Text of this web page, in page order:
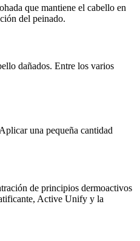
que mantiene el cabello en
del peinado.
dañados. Entre los varios
una pequeña cantidad
de principios dermoactivos
Active Unify y la